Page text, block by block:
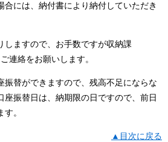
合には、納付書により納付していただき
しますので、お手数ですが収納課
連絡をお願いします。
振替ができますので、残高不足にならな
座振替日は、納期限の日ですので、前日
。
▲目次に戻る